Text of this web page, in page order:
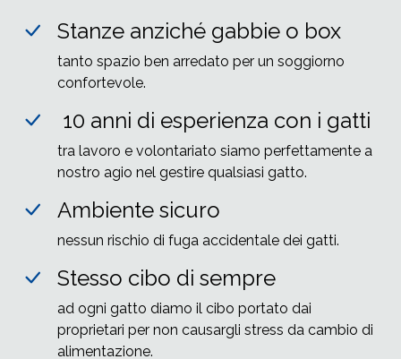
Stanze anziché gabbie o box
tanto spazio ben arredato per un soggiorno
confortevole.
10 anni di esperienza con i gatti
tra lavoro e volontariato siamo perfettamente a
nostro agio nel gestire qualsiasi gatto.
Ambiente sicuro
nessun rischio di fuga accidentale dei gatti.
Stesso cibo di sempre
ad ogni gatto diamo il cibo portato dai
proprietari per non causargli stress da cambio di
alimentazione.